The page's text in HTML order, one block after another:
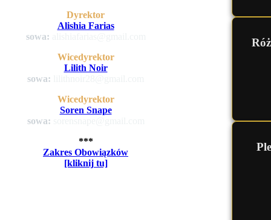
Dyrektor
Alishia Farias
sowa:
Wicedyrektor
Lilith Noir
sowa:
Wicedyrektor
Soren Snape
sowa:
***
Zakres Obowiązków
[kliknij tu]